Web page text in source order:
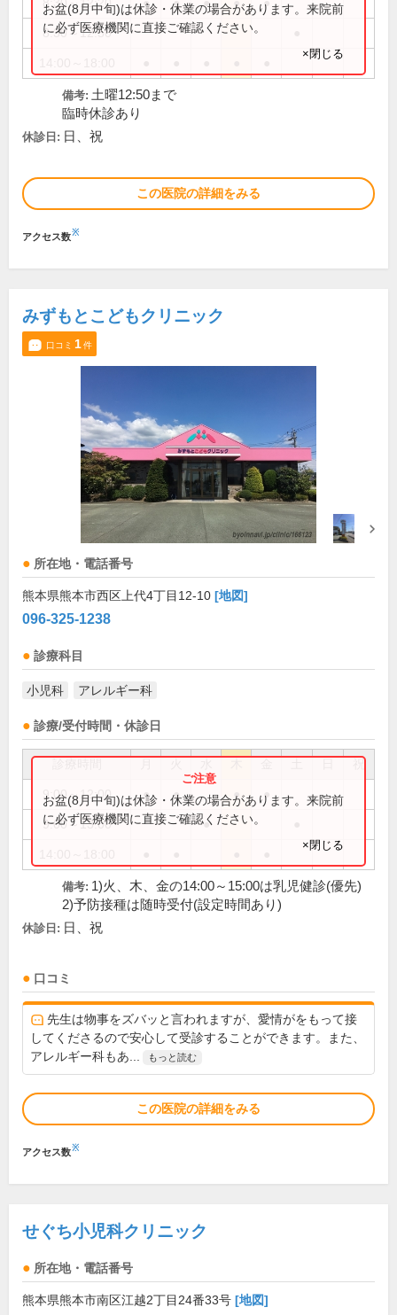
8:30～12:50
お盆(8月中旬)は休診・休業の場合があります。来院前
に必ず医療機関に直接ご確認ください。
×閉じる
備考: 土曜12:50まで
臨時休診あり
休診日: 日、祝
この医院の詳細をみる
アクセス数※
みずもとこどもクリニック
口コミ 1件
所在地・電話番号
熊本県熊本市西区上代4丁目12-10 [地図]
096-325-1238
診療科目
小児科 アレルギー科
診療/受付時間・休診日
祝
9:00～12:00 ● ● ● ●
9:00～13:00 ●
お盆(8月中旬)は休診・休業の場合があります。来院前
に必ず医療機関に直接ご確認ください。
×閉じる
備考: 1)火、木、金の14:00～15:00は乳児健診(優先)
2)予防接種は随時受付(設定時間あり)
休診日: 日、祝
口コミ
先生は物事をズバッと言われますが、愛情がをもって接
してくださるので安心して受診することができます。また、
アレルギー科もあ...
もっと読む
この医院の詳細をみる
アクセス数※
せぐち小児科クリニック
所在地・電話番号
熊本県熊本市南区江越2丁目24番33号 [地図]